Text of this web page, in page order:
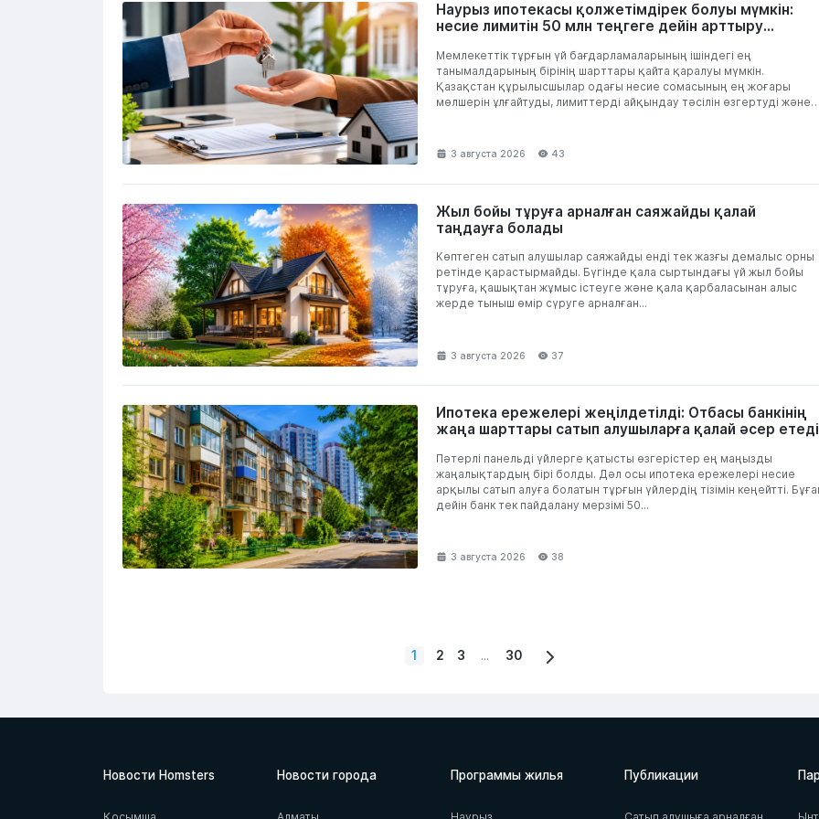
Наурыз ипотекасы қолжетімдірек болуы мүмкін:
несие лимитін 50 млн теңгеге дейін арттыру
Мемлекеттік тұрғын үй бағдарламаларының ішіндегі ең
танымалдарының бірінің шарттары қайта қаралуы мүмкін.
Қазақстан құрылысшылар одағы несие сомасының ең жоғары
мөлшерін ұлғайтуды, лимиттерді айқындау тәсілін өзгертуді және
3 августа 2026 43
Жыл бойы тұруға арналған саяжайды қалай
таңдауға болады
Көптеген сатып алушылар саяжайды енді тек жазғы демалыс орны
ретінде қарастырмайды. Бүгінде қала сыртындағы үй жыл бойы
тұруға, қашықтан жұмыс істеуге және қала қарбаласынан алыс
жерде тыныш өмір сүруге арналған...
3 августа 2026 37
Ипотека ережелері жеңілдетілді: Отбасы банкінің
жаңа шарттары сатып алушыларға қалай әсер етеді
Пәтерлі панельді үйлерге қатысты өзгерістер ең маңызды
жаңалықтардың бірі болды. Дәл осы ипотека ережелері несие
арқылы сатып алуға болатын тұрғын үйлердің тізімін кеңейтті.
дейін банк тек пайдалану мерзімі 50...
3 августа 2026 38
1 2 3 ... 30
Новости Homsters Новости города Программы жилья Публикации